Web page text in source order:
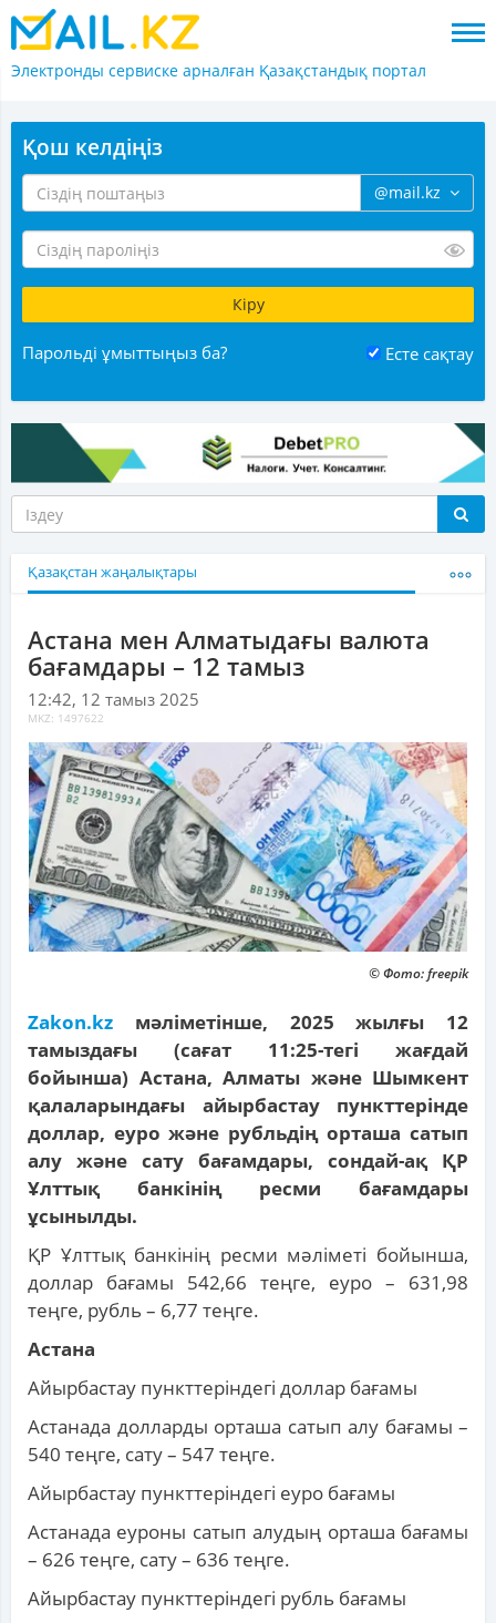
Электронды сервиске арналған Қазақстандық портал
Қош келдіңіз
@mail.kz
Парольді ұмыттыңыз ба? Есте сақтау
Қазақстан жаңалықтары
Астана мен Алматыдағы валюта
бағамдары – 12 тамыз
12:42, 12 тамыз 2025
MKZ: 1497622
© Фото: freepik
Zakon.kz мәліметінше, 2025 жылғы 12
тамыздағы (сағат 11:25-тегі жағдай
бойынша) Астана, Алматы және Шымкент
қалаларындағы айырбастау пункттерінде
доллар, еуро және рубльдің орташа сатып
алу және сату бағамдары, сондай-ақ ҚР
Ұлттық банкінің ресми бағамдары
ұсынылды.
ҚР Ұлттық банкінің ресми мәліметі бойынша,
доллар бағамы 542,66 теңге, еуро – 631,98
теңге, рубль – 6,77 теңге.
Астана
Айырбастау пункттеріндегі доллар бағамы
Астанада долларды орташа сатып алу бағамы –
540 теңге, сату – 547 теңге.
Айырбастау пункттеріндегі еуро бағамы
Астанада еуроны сатып алудың орташа бағамы
– 626 теңге, сату – 636 теңге.
Айырбастау пункттеріндегі рубль бағамы